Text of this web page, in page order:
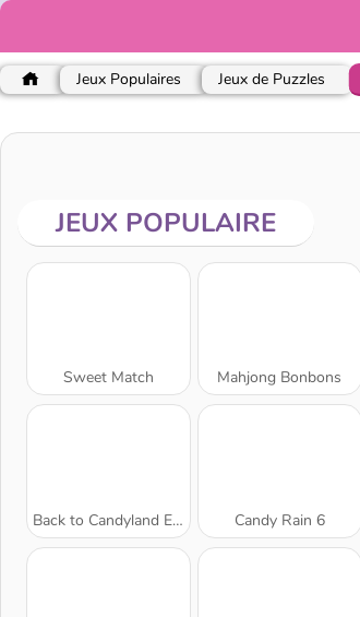
Jeux Populaires Jeux de Puzzles
JEUX POPULAIRE
Sweet Match Mahjong Bonbons
Back to Candyland Episode 3: Rivière sucrée Candy Rain 6